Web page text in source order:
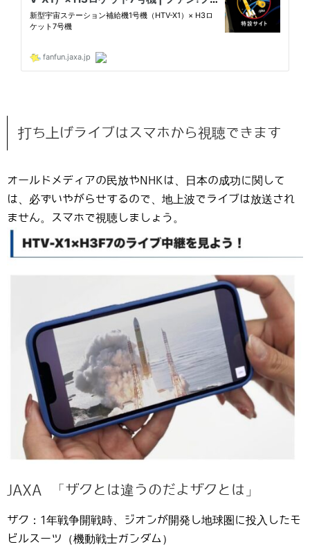
打ち上げライブはスマホから視聴できます
オールドメディアの民放やNHKは、日本の成功に関して
は、必ずいやがらせするので、地上波でライブは放送され
ません。スマホで視聴しましょう。
JAXA 「ザクとは違うのだよザクとは」
ザク：1年戦争開戦時、ジオンが開発し地球圏に投入したモ
ビルスーツ（機動戦士ガンダム）